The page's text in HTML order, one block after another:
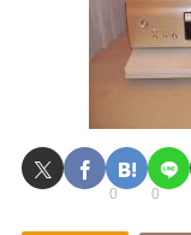
0 0